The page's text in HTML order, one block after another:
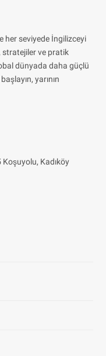
her seviyede İngilizceyi
stratejiler ve pratik
dünyada daha güçlü
yarının
Kadıköy